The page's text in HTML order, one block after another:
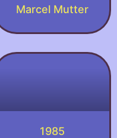
Marcel Mutter
1985